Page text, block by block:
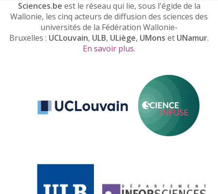
Sciences.be est le réseau qui lie, sous l'égide de la
Wallonie, les cinq acteurs de diffusion des sciences des
universités de la Fédération Wallonie-
Bruxelles : UCLouvain, ULB, ULiège, UMons et UNamur.
En savoir plus.